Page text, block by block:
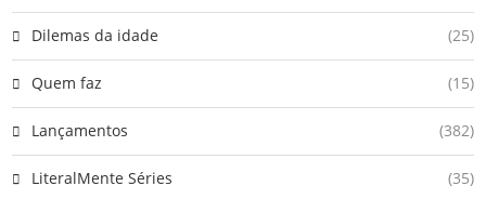
Dilemas da idade (25)
Quem faz (15)
Lançamentos (382)
LiteralMente Séries (35)